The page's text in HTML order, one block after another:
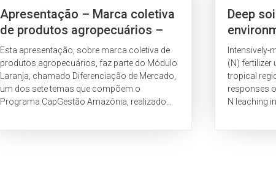
Apresentação – Marca coletiva
de produtos agropecuários –
MAPA
Esta apresentação, sobre marca coletiva de
produtos agropecuários, faz parte do Módulo
Laranja, chamado Diferenciação de Mercado,
um dos sete temas que compõem o
Programa CapGestão Amazônia, realizado
Deep
of
use in
Intensively-
(N) fertilizer
tropical
responses
N leaching